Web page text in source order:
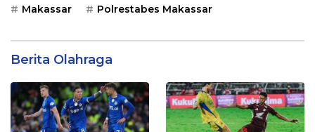
Makassar Polrestabes Makassar
Berita Olahraga